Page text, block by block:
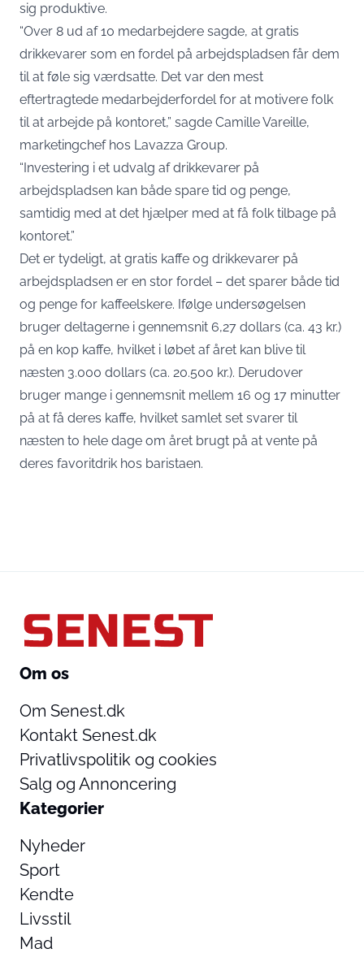
sig produktive.
“Over 8 ud af 10 medarbejdere sagde, at gratis
drikkevarer som en fordel på arbejdspladsen får dem
til at føle sig værdsatte. Det var den mest
eftertragtede medarbejderfordel for at motivere folk
til at arbejde på kontoret,” sagde Camille Vareille,
marketingchef hos Lavazza Group.
“Investering i et udvalg af drikkevarer på
arbejdspladsen kan både spare tid og penge,
samtidig med at det hjælper med at få folk tilbage på
kontoret.”
Det er tydeligt, at gratis kaffe og drikkevarer på
arbejdspladsen er en stor fordel – det sparer både tid
og penge for kaffeelskere. Ifølge undersøgelsen
bruger deltagerne i gennemsnit 6,27 dollars (ca. 43 kr.)
på en kop kaffe, hvilket i løbet af året kan blive til
næsten 3.000 dollars (ca. 20.500 kr.). Derudover
bruger mange i gennemsnit mellem 16 og 17 minutter
på at få deres kaffe, hvilket samlet set svarer til
næsten to hele dage om året brugt på at vente på
deres favoritdrik hos baristaen.
Om os
Om Senest.dk
Kontakt Senest.dk
Privatlivspolitik og cookies
Salg og Annoncering
Kategorier
Nyheder
Sport
Kendte
Livsstil
Mad